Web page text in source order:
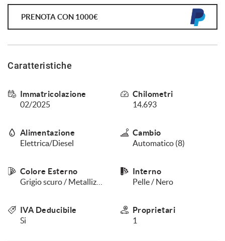
PRENOTA CON 1000€
Caratteristiche
Immatricolazione
02/2025
Chilometri
14.693
Alimentazione
Elettrica/Diesel
Cambio
Automatico (8)
Colore Esterno
Interno
Pelle / Nero
IVA Deducibile
Si
Proprietari
1
seguito
descritte.
maggiori
informazioni
e
sul
questi
strumenti
si
rimanda
policy.
Puoi